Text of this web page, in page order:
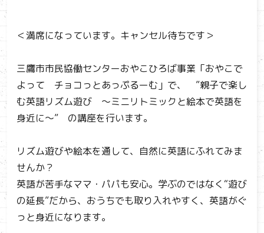
＜満席になっています。キャンセル待ちです＞
三鷹市市民協働センターおやこひろば事業「おやこで
よって チョコっとあっぷるーむ」で、 ”親子で楽し
む英語リズム遊び ～ミニリトミックと絵本で英語を
身近に～” の講座を行います。
リズム遊びや絵本を通して、自然に英語にふれてみま
せんか？
英語が苦手なママ・パパも安心。学ぶのではなく“遊び
の延長”だから、おうちでも取り入れやすく、英語がぐ
っと身近になります。